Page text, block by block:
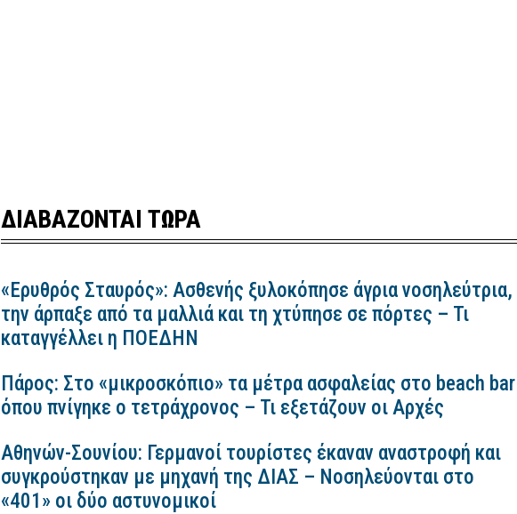
ΔΙΑΒΑΖΟΝΤΑΙ ΤΩΡΑ
«Ερυθρός Σταυρός»: Ασθενής ξυλοκόπησε άγρια νοσηλεύτρια,
την άρπαξε από τα μαλλιά και τη χτύπησε σε πόρτες – Τι
καταγγέλλει η ΠΟΕΔΗΝ
Πάρος: Στο «μικροσκόπιο» τα μέτρα ασφαλείας στο beach bar
όπου πνίγηκε ο τετράχρονος – Τι εξετάζουν οι Αρχές
Αθηνών-Σουνίου: Γερμανοί τουρίστες έκαναν αναστροφή και
συγκρούστηκαν με μηχανή της ΔΙΑΣ – Νοσηλεύονται στο
«401» οι δύο αστυνομικοί